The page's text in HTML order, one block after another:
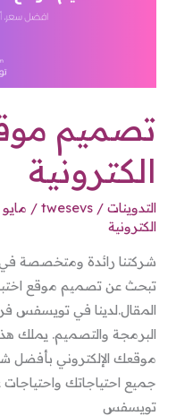
تصميم
الكترونية
التدوينات /
twesevs
/ مايو 26, 2023
الكترونية
شركتنا رائدة ومتخصصة في
تبحث عن تصميم موقع
المقال.لدينا في
البرمجة والتصميم. يملك
موقعك الإلكتروني بأفضل
جميع احتياجاتك
تويسفس